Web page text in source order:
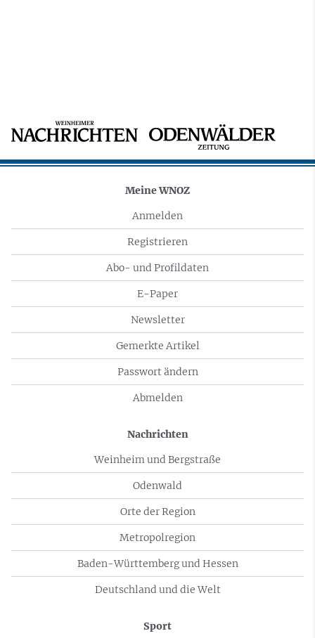
Meine WNOZ
Anmelden
Registrieren
Abo- und Profildaten
E-Paper
Newsletter
Gemerkte Artikel
Passwort ändern
Abmelden
Nachrichten
Weinheim und Bergstraße
Odenwald
Orte der Region
Metropolregion
Baden-Württemberg und Hessen
Deutschland und die Welt
Sport